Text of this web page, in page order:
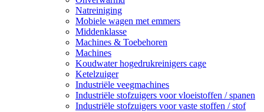
Natreiniging
Mobiele wagen met emmers
Middenklasse
Machines & Toebehoren
Machines
Koudwater hogedrukreinigers cage
Ketelzuiger
Industriële veegmachines
Industriële stofzuigers voor vloeistoffen / spanen
Industriële stofzuigers voor vaste stoffen / stof